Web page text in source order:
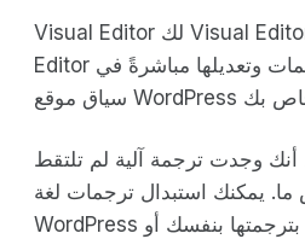
Visual Editor لك Visual Editor Weglot Visual
Editor المذهل تحرير الترجمات وتعديلها مباشرةً في
وجدت ترجمة آلية لم تلتقط
ما. يمكنك استبدال ترجمات لغة
WordPress يدويًا بكلمات قمت بترجمتها بنفسك أو